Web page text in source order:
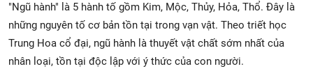
"Ngũ hành" là 5 hành tố gồm Kim, Mộc, Thủy, Hỏa, Thổ. Đây là
những nguyên tố cơ bản tồn tại trong vạn vật. Theo triết học
Trung Hoa cổ đại, ngũ hành là thuyết vật chất sớm nhất của
nhân loại, tồn tại độc lập với ý thức của con người.